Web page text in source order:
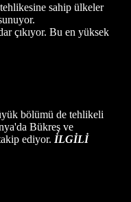
sahip ülkeler
çıkıyor. Bu en yüksek
bölümü de tehlikeli
Bükreş ve
ediyor. İLGİLİ